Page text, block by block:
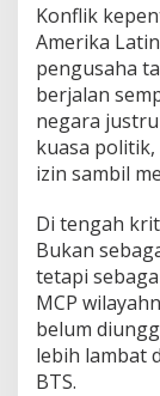
Konflik
Amerika
pengusaha
berjalan
negara
kuasa
izin sambil
Di tengah
Bukan
tetapi
MCP
belum
lebih lambat
BTS.